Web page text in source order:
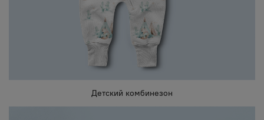
Детский комбинезон